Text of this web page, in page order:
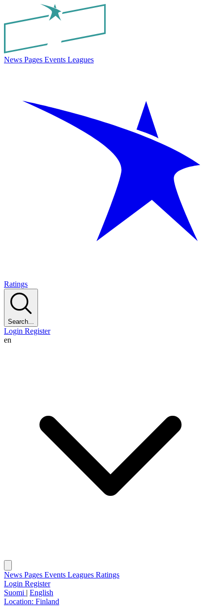
News Pages Events Leagues
Ratings
Search...
Login Register
en
News Pages Events Leagues Ratings
Login Register
Suomi | English
Location: Finland